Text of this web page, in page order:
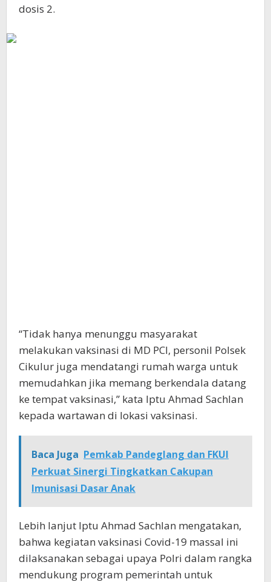
dosis 2.
“Tidak hanya menunggu masyarakat
melakukan vaksinasi di MD PCI, personil Polsek
Cikulur juga mendatangi rumah warga untuk
memudahkan jika memang berkendala datang
ke tempat vaksinasi,” kata Iptu Ahmad Sachlan
kepada wartawan di lokasi vaksinasi.
Baca Juga Pemkab Pandeglang dan FKUI
Perkuat Sinergi Tingkatkan Cakupan
Imunisasi Dasar Anak
Lebih lanjut Iptu Ahmad Sachlan mengatakan,
bahwa kegiatan vaksinasi Covid-19 massal ini
dilaksanakan sebagai upaya Polri dalam rangka
mendukung program pemerintah untuk